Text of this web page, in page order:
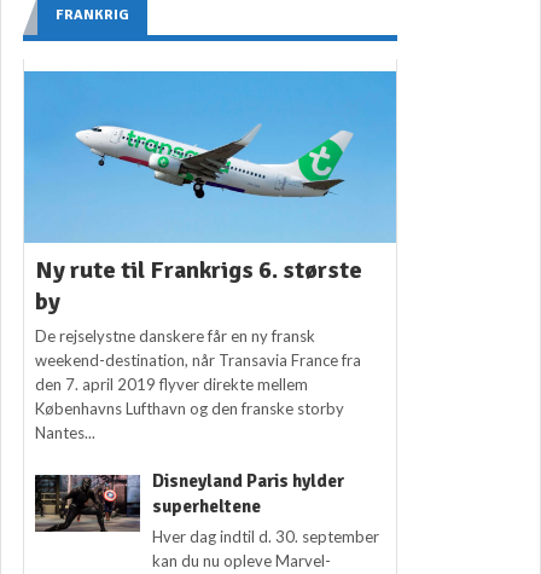
FRANKRIG
Ny rute til Frankrigs 6. største
by
De rejselystne danskere får en ny fransk
weekend-destination, når Transavia France fra
den 7. april 2019 flyver direkte mellem
Københavns Lufthavn og den franske storby
Nantes...
Disneyland Paris hylder
superheltene
Hver dag indtil d. 30. september
kan du nu opleve Marvel-